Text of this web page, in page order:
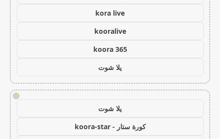
kora live
kooralive
koora 365
يلا شوت
!
يلا شوت
كورة ستار - koora-star